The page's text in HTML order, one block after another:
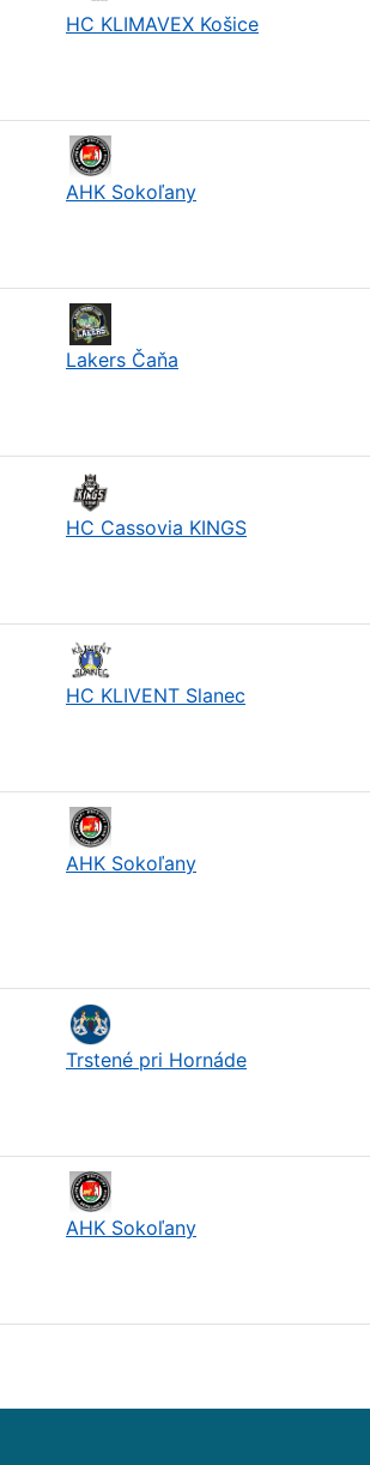
HC KLIMAVEX Košice
AHK Sokoľany
Lakers Čaňa
HC Cassovia KINGS
HC KLIVENT Slanec
AHK Sokoľany
Trstené pri Hornáde
AHK Sokoľany